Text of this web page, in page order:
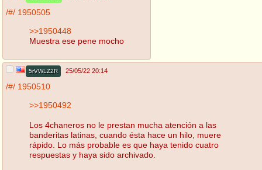
/#/ 1950505
>>1950448
Muestra ese pene mocho
5rVWLZ2R 25/05/22 20:14
/#/ 1950510
>>1950492
Los 4chaneros no le prestan mucha atención a las
banderitas latinas, cuando ésta hace un hilo, muere
rápido. Lo más probable es que haya tenido cuatro
respuestas y haya sido archivado.